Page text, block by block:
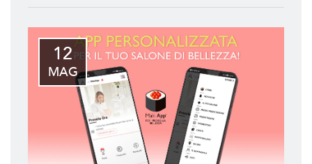
12
MAG